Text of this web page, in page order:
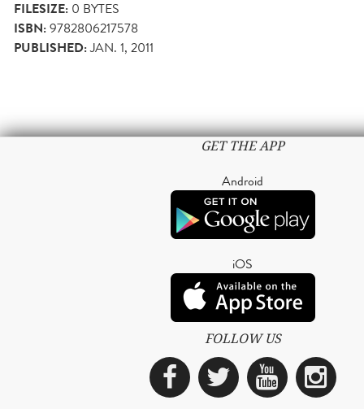
FILESIZE: 0 BYTES
ISBN:9782806217578
PUBLISHED:JAN. 1, 2011
GET THE APP
Android
iOS
FOLLOW US
Facebook
Twitter